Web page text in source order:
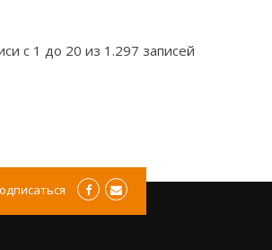
с 1 до 20 из 1.297 записей